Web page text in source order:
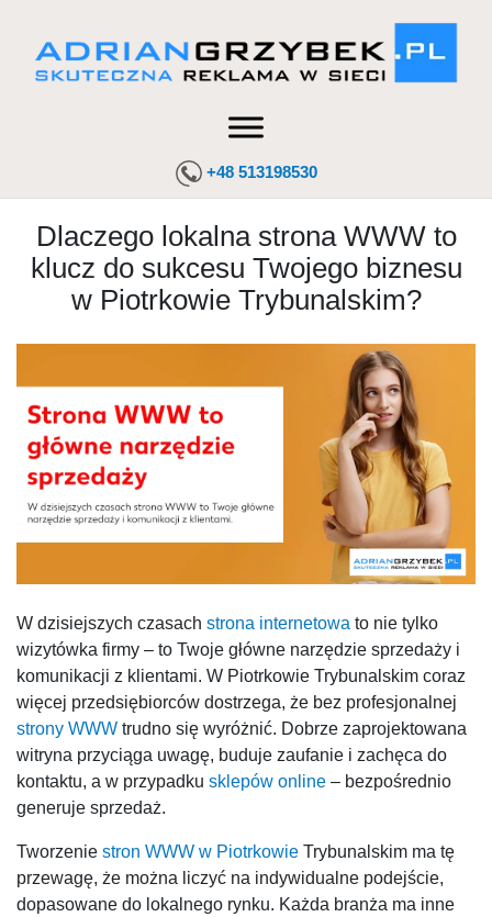
+48 513198530
Dlaczego lokalna strona WWW to
klucz do sukcesu Twojego biznesu
w Piotrkowie Trybunalskim?
W dzisiejszych czasach strona internetowa to nie tylko
wizytówka firmy – to Twoje główne narzędzie sprzedaży i
komunikacji z klientami. W Piotrkowie Trybunalskim coraz
więcej przedsiębiorców dostrzega, że bez profesjonalnej
strony WWW trudno się wyróżnić. Dobrze zaprojektowana
witryna przyciąga uwagę, buduje zaufanie i zachęca do
kontaktu, a w przypadku sklepów online – bezpośrednio
generuje sprzedaż.
Tworzenie stron WWW w Piotrkowie Trybunalskim ma tę
przewagę, że można liczyć na indywidualne podejście,
dopasowane do lokalnego rynku. Każda branża ma inne